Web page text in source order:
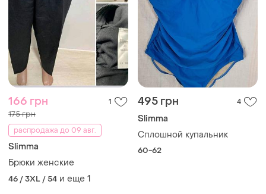
166 грн 1
175 грн
распродажа до 09 авг.
Slimma
Брюки женские
46 / 3XL / 54 и еще 1
495 грн 4
Slimma
Сплошной купальник
60-62